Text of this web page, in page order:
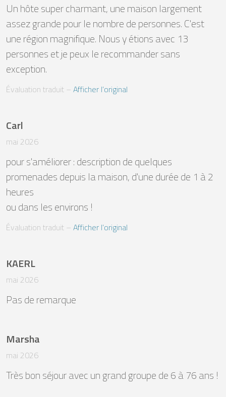
Un hôte super charmant, une maison largement
assez grande pour le nombre de personnes. C'est
une région magnifique. Nous y étions avec 13
personnes et je peux le recommander sans
exception.
Évaluation traduit – Afficher l’original
Carl
mai 2026
pour s'améliorer : description de quelques
promenades depuis la maison, d'une durée de 1 à 2
heures
ou dans les environs !
Évaluation traduit – Afficher l’original
KAERL
mai 2026
Pas de remarque
Marsha
mai 2026
Très bon séjour avec un grand groupe de 6 à 76 ans !